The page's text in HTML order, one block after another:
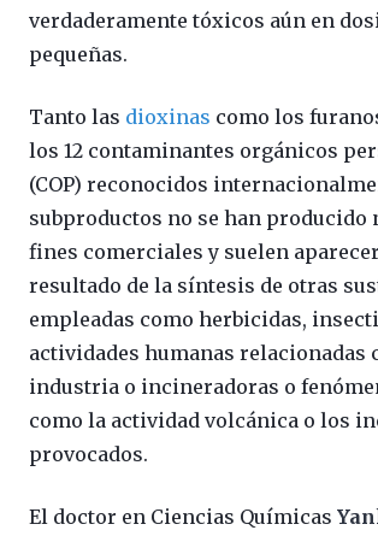
verdaderamente tóxicos aún en
pequeñas.
Tanto las dioxinas como los
los 12 contaminantes orgánicos
(COP) reconocidos
subproductos no se han producido
fines comerciales y suelen
resultado de la síntesis de otras
empleadas como herbicidas,
actividades humanas relacionadas
industria o incineradoras o
como la actividad volcánica o los
provocados.
El doctor en Ciencias Químicas